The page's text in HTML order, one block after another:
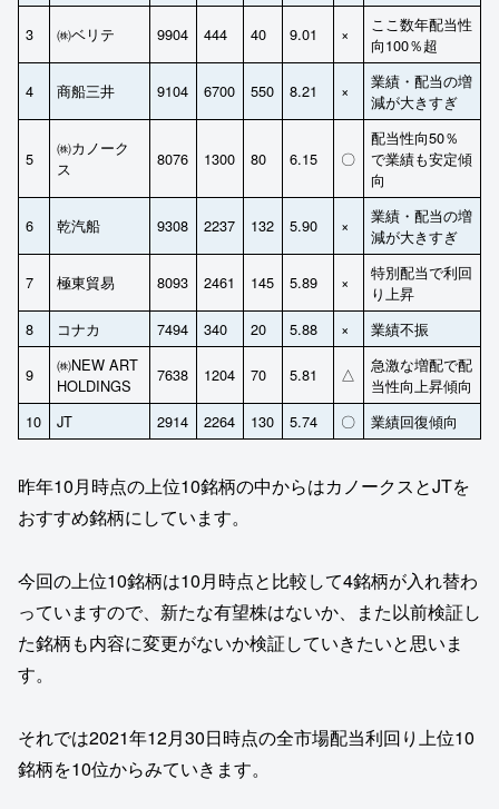
3 ㈱ベリテ 9904 444 40 9.01 ×
ここ数年配当性
向100％超
4 商船三井 9104 6700 550 8.21 ×
業績・配当の増
減が大きすぎ
5
㈱カノーク
ス
8076 1300 80 6.15 〇
配当性向50％
で業績も安定傾
向
6 乾汽船 9308 2237 132 5.90 ×
業績・配当の増
減が大きすぎ
7 極東貿易 8093 2461 145 5.89 ×
特別配当で利回
り上昇
8
コナカ 7494 340 20 5.88 × 業績不振
9
㈱NEW ART
HOLDINGS
7638 1204 70 5.81 △
急激な増配で配
当性向上昇傾向
10
JT 2914 2264 130 5.74 〇 業績回復傾向
昨年10月時点の上位10銘柄の中からはカノークスとJTを
おすすめ銘柄にしています。
今回の上位10銘柄は10月時点と比較して4銘柄が入れ替わ
っていますので、新たな有望株はないか、また以前検証し
た銘柄も内容に変更がないか検証していきたいと思いま
す。
それでは2021年12月30日時点の全市場配当利回り上位10
銘柄を10位からみていきます。